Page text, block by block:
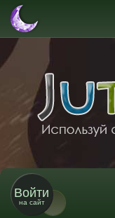
Войти
на сайт